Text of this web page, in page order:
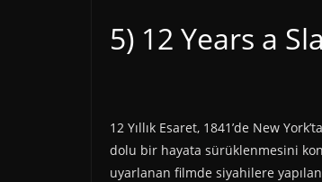
5) 12 Years a
12 Yıllık Esaret, 1841’de New
dolu bir hayata sürüklenmesini
uyarlanan filmde siyahilere